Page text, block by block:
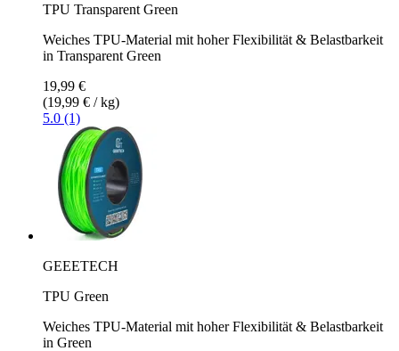
TPU Transparent Green
Weiches TPU-Material mit hoher Flexibilität & Belastbarkeit
in Transparent Green
19,99 €
(19,99 € / kg)
5.0 (1)
GEEETECH
TPU Green
Weiches TPU-Material mit hoher Flexibilität & Belastbarkeit
in Green